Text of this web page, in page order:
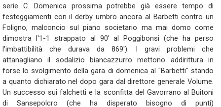
serie C. Domenica prossima potrebbe già essere tempo di
festeggiamenti con il derby umbro ancora al Barbetti contro un
Foligno, malconcio sul piano societario ma mai domo come
dimostra l'1-1 strappato al 90' al Poggibonsi (che ha perso
l'imbattibilità che durava da 869'). I gravi problemi che
attanagliano il sodalizio biancazzurro mettono addirittura in
forse lo svolgimento della gara di domenica al "Barbetti" stando
a quanto dichiarato nel dopo gara dal direttore generale Volume.
Un successo sui falchetti e la sconfitta del Gavorrano al Buitoni
di Sansepolcro (che ha disperato bisogno di punti)